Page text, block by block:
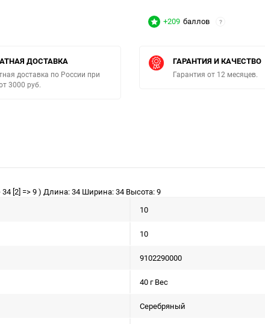
+209 баллов ?
ДОСТАВКА
доставка по России при
3000 руб.
ГАРАНТИЯ И КАЧЕСТВО
Гарантия от 12 месяцев.
[2] => 9 ) Длина: 34 Ширина: 34 Высота: 9
10
10
9102290000
40 г Вес
Серебряный